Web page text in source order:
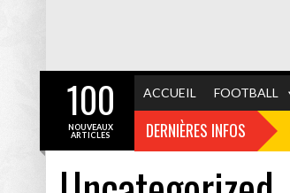
ACCUEIL FOOTBALL
DERNIÈRES INFOS
100
NOUVEAUX
ARTICLES
GF38